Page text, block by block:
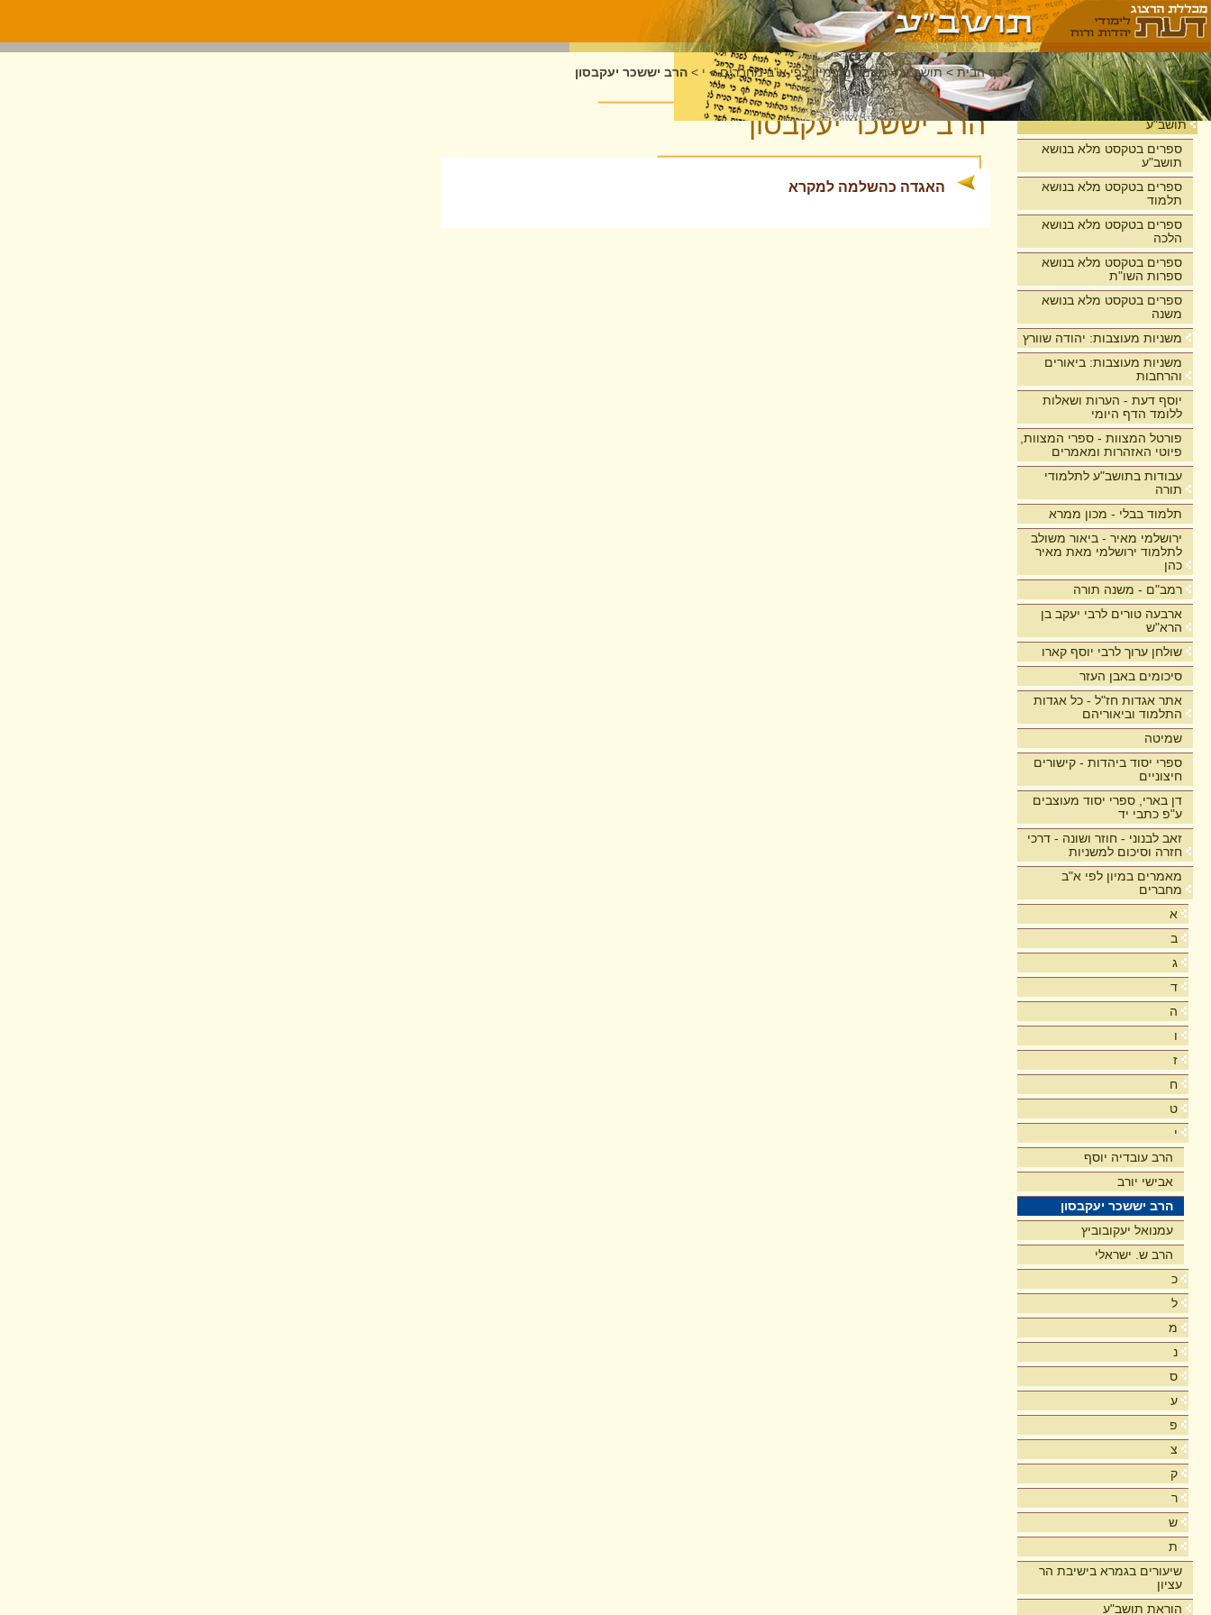
בית
תושב"ע
ספרים בטקסט מלא בנושא
תושב"ע
ספרים בטקסט מלא בנושא
תלמוד
ספרים בטקסט מלא בנושא
הלכה
ספרים בטקסט מלא בנושא
ספרות השו"ת
ספרים בטקסט מלא בנושא
משנה
משניות מעוצבות: יהודה שוורץ
משניות מעוצבות: ביאורים
והרחבות
יוסף דעת - הערות ושאלות
ללומד הדף היומי
פורטל המצוות - ספרי המצוות,
פיוטי האזהרות ומאמרים
עבודות בתושב"ע לתלמודי
תורה
תלמוד בבלי - מכון ממרא
ירושלמי מאיר - ביאור משולב
לתלמוד ירושלמי מאת מאיר
כהן
רמב"ם - משנה תורה
ארבעה טורים לרבי יעקב בן
הרא"ש
שולחן ערוך לרבי יוסף קארו
סיכומים באבן העזר
אתר אגדות חז"ל - כל אגדות
התלמוד וביאוריהם
שמיטה
ספרי יסוד ביהדות - קישורים
חיצוניים
דן בארי, ספרי יסוד מעוצבים
ע"פ כתבי יד
זאב לבנוני - חוזר ושונה - דרכי
חזרה וסיכום למשניות
מאמרים במיון לפי א"ב
מחברים
א
ב
ג
ד
ה
ו
ז
ח
ט
י
הרב עובדיה יוסף
אבישי יורב
הרב יששכר יעקבסון
עמנואל יעקובוביץ
הרב ש. ישראלי
כ
ל
מ
נ
ס
ע
פ
צ
ק
ר
ש
ת
שיעורים בגמרא בישיבת הר
עציון
הוראת תושב"ע
דף הבית >תושב"ע >מאמרים במיון לפי א"ב מחברים > י > הרב יששכר יעקבסון
הרב יששכר יעקבסון
האגדה כהשלמה למקרא